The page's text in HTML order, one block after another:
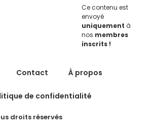
Ce contenu est
envoyé
uniquement à
nos membres
inscrits !
droits réservés
Contact À propos
de confidentialité